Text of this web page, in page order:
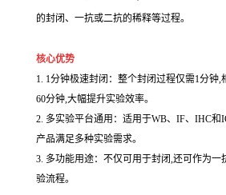
的封闭、一抗或二抗的稀释等过程。
核心优势
1. 1分钟极速封闭：整个封闭过程仅需1分钟,
60分钟,大幅提升实验效率。
2. 多实验平台通用：适用于WB、IF、IHC和
产品满足多种实验需求。
3. 多功能用途：不仅可用于封闭,还可作为一
验流程。